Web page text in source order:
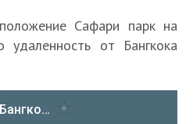
Сафари парк на
от Бангкока